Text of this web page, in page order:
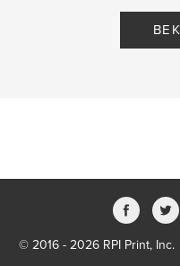
© 2016 - 2026 RPI Print, Inc.